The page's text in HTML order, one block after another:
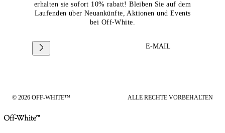
erhalten sie sofort 10% rabatt! Bleiben Sie auf dem
Laufenden über Neuankünfte, Aktionen und Events
bei Off-White.
E-MAIL
© 2026 OFF-WHITE™ ALLE RECHTE VORBEHALTEN